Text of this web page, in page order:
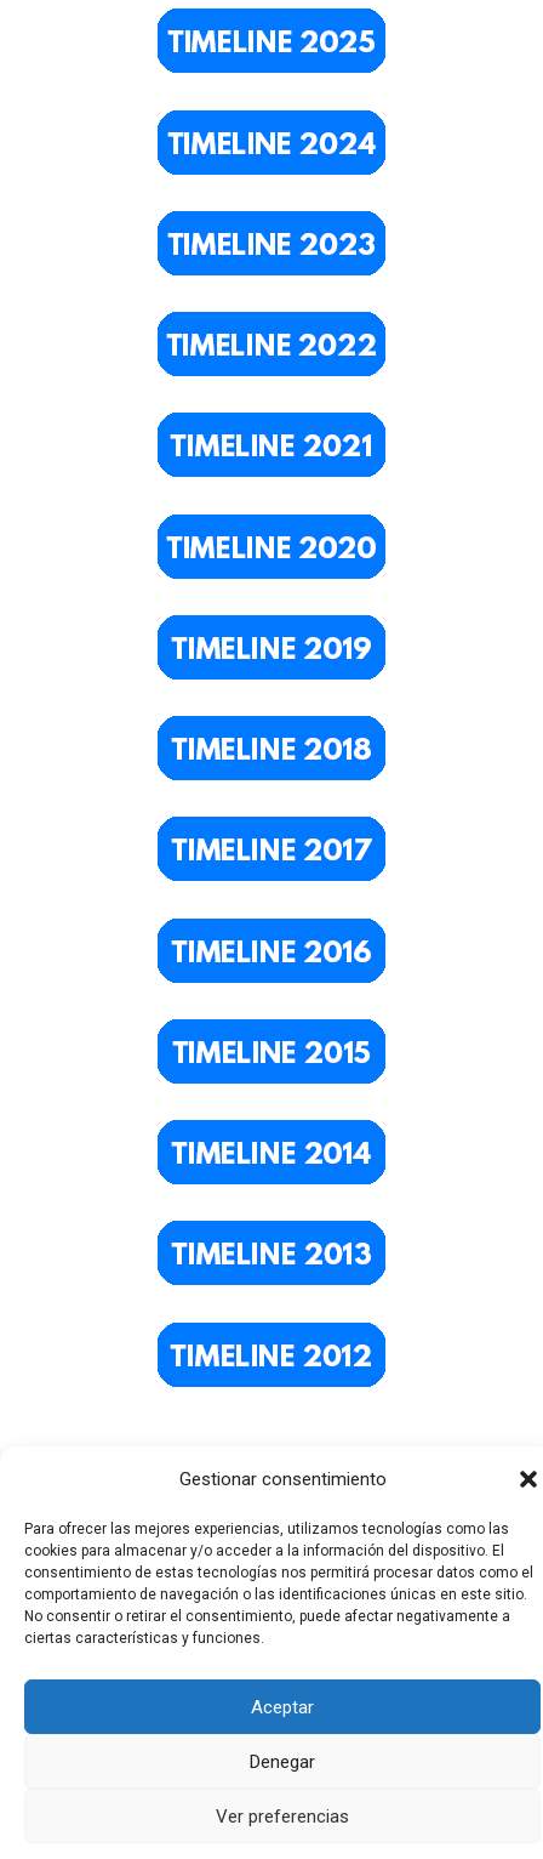
Gestionar consentimiento
Para ofrecer las mejores experiencias, utilizamos tecnologías como las
cookies para almacenar y/o acceder a la información del dispositivo. El
consentimiento de estas tecnologías nos permitirá procesar datos como el
comportamiento de navegación o las identificaciones únicas en este sitio.
No consentir o retirar el consentimiento, puede afectar negativamente a
ciertas características y funciones.
Aceptar
Denegar
Ver preferencias
Todos los derechos © 2026 El Funerario Digital | Funciona
gracias a Tema Astra para WordPress